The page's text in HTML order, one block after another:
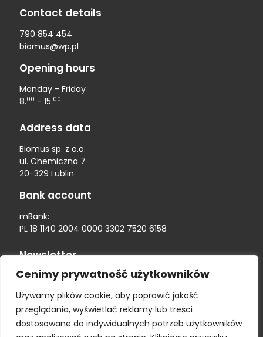
Cenimy prywatność użytkowników
Używamy plików cookie, aby poprawić jakość
przeglądania, wyświetlać reklamy lub treści
dostosowane do indywidualnych potrzeb użytkowników
Contact details
790 854 454
biomus@wp.pl
Opening hours
Monday - Friday
8.00 - 15.00
Address data
Biomus sp. z o.o.
ul. Chemiczna 7
20-329 Lublin
Bank account
mBank:
PL 18 1140 2004 0000 3302 7520 6158
Newsletter